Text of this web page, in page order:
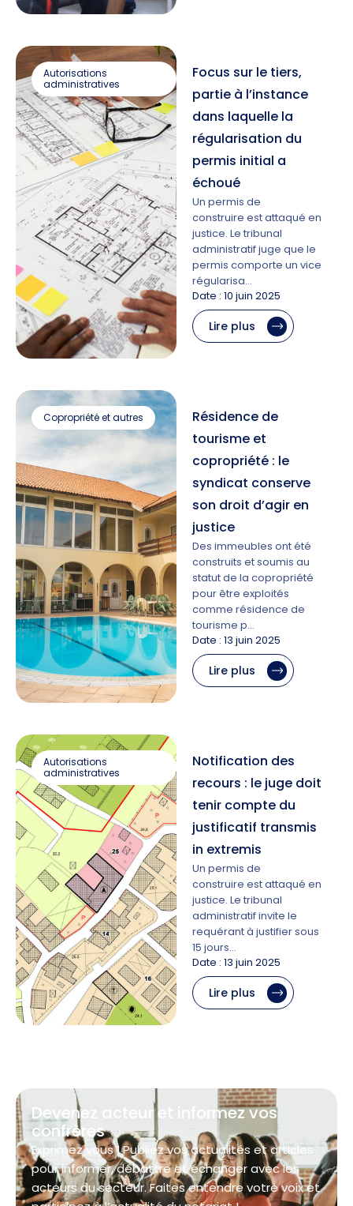
Autorisations
administratives
Focus sur le tiers,
partie à l’instance
dans laquelle la
régularisation du
permis initial a
échoué
Un permis de
construire est attaqué en
justice. Le tribunal
administratif juge que le
permis comporte un vice
régularisa…
Date : 10 juin 2025
Lire plus
Copropriété et autres
Résidence de
tourisme et
copropriété : le
syndicat conserve
son droit d’agir en
justice
Des immeubles ont été
construits et soumis au
statut de la copropriété
pour être exploités
comme résidence de
tourisme p…
Date : 13 juin 2025
Lire plus
Autorisations
administratives
Notification des
recours : le juge doit
tenir compte du
justificatif transmis
in extremis
Un permis de
construire est attaqué en
justice. Le tribunal
administratif invite le
requérant à justifier sous
15 jours…
Date : 13 juin 2025
Lire plus
Devenez acteur et informez vos
confrères
Exprimez vous ! Publiez vos actualités et articles
pour informer, débattre et échanger avec les
acteurs du secteur. Faites entendre votre voix et